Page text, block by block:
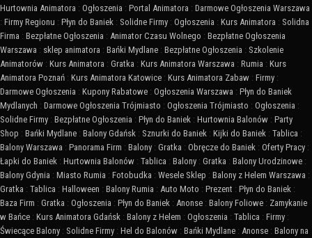
Hurtownia Animatora : Ogłoszenia : Portal Animatora : Darmowe Ogłoszenia Warszawa
: Firmy Regionu : Płyn do Baniek : Solidne Firmy : Ogłoszenia : Kurs Animatora : Solidna
Firma : Bezpłatne Ogłoszenia : Animator Czasu Wolnego : Bezpłatne Ogłoszenia
Warszawa : sklep animatora : Bańki Mydlane : Bezpłatne Ogłoszenia : Szkolenie
Animatorów : Kurs Animatora : Gratka : Kurs Animatora Warszawa : Rumia : Kurs
Animatora Poznań : Kurs Animatora Katowice : Kurs Animatora Zabaw : Firmy :
Darmowe Ogłoszenia : Kupony Rabatowe : Ogłoszenia Warszawa : Płyn do Baniek
Mydlanych : Darmowe Ogłoszenia Trójmiasto : Ogłoszenia Trójmiasto : Ogłoszenia :
Solidne Firmy : Bezpłatne Ogłoszenia : Płyn do Baniek : Hurtownia Balonów : Party
Shop : Bańki Mydlane : Balony Gdańsk : Sznurki do Baniek : Kijki do Baniek : Tablica :
Balony Warszawa : Panorama Firm : Balony : Gratka : Obręcze do Baniek : Oferty Pracy :
Łapki do Baniek : Hurtownia Balonów : Tablica : Balony : Gratka : Balony Urodzinowe :
Balony Gdynia : Miasto Rumia : Fotobudka : Wesele Sklep : Balony z Helem Warszawa :
Gratka : Tablica : Halloween : Balony Rumia : Auto Moto : Prezent : Płyn do Baniek :
Baza Firm : Gratka : Ogłoszenia : Płyn do Baniek : Anonse : Balony Foliowe : Zamykanie
w Bańce : Kurs Animatora Gdańsk : Balony z Helem : Ogłoszenia : Tablica : Firmy :
Świecące Balony : Solidne Firmy : Hel do Balonów : Bańki Mydlane : Anonse : Balony na